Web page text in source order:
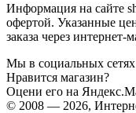
Информация на сайте
офертой. Указанные
заказа через интернет-
Мы в социальных сетях
Нравится магазин?
Оцени его на
© 2008 — 2026,